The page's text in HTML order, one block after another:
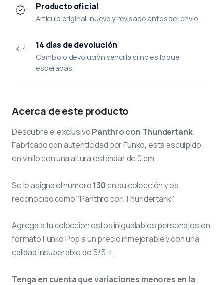
Producto oficial
Artículo original, nuevo y revisado antes del envío.
14 días de devolución
Cambio o devolución sencilla si no es lo que
esperabas.
Acerca de este producto
Descubre el exclusivoPanthro con Thundertank.
Fabricado con autenticidad por Funko, está esculpido
en vinilo con una altura estándar de 0 cm.
Se le asigna el número130en su colección y es
reconocido como "Panthro con Thundertank".
Agrega a tu colección estos inigualables personajes en
formato Funko Pop a un precio inmejorable y con una
calidad insuperable de 5/5 ⭐.
Tenga en cuenta que variaciones menores en la